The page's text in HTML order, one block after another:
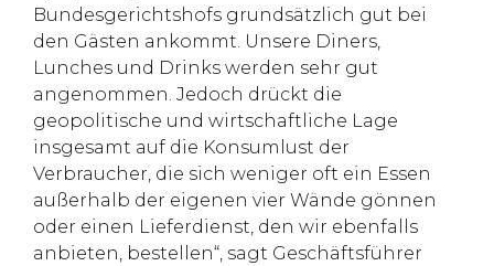
Bundesgerichtshofs grundsätzlich gut bei
den Gästen ankommt. Unsere Diners,
Lunches und Drinks werden sehr gut
angenommen. Jedoch drückt die
geopolitische und wirtschaftliche Lage
insgesamt auf die Konsumlust der
Verbraucher, die sich weniger oft ein Essen
außerhalb der eigenen vier Wände gönnen
oder einen Lieferdienst, den wir ebenfalls
anbieten, bestellen“, sagt Geschäftsführer